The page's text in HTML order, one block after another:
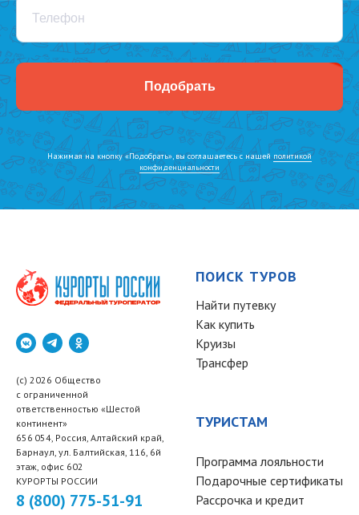
Телефон
Подобрать
Нажимая на кнопку «Подобрать», вы соглашаетесь с нашей политикой
конфиденциальности
(c) 2026 Общество
с ограниченной
ответственностью «Шестой
континент»
656 054, Россия, Алтайский край,
Барнаул, ул. Балтийская, 116, 6й
этаж, офис 602
КУРОРТЫ РОССИИ
8 (800) 775-51-91
ПОИСК ТУРОВ
Найти путевку
Как купить
Круизы
Трансфер
ТУРИСТАМ
Программа лояльности
Подарочные сертификаты
Рассрочка и кредит